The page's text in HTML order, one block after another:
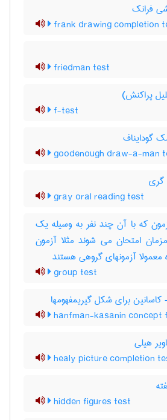
فرانک
frank drawing completion
friedman test
پراکنش)
f-test
گودایناف
goodenough draw-a-man
گری
gray oral reading test
که با آن چند نفر به وسیله یک
امتحان می شوند مثلا آزمون
آزمونهای گروهی هستند
group test
hanfman-kasanin
هیلی
healy picture completion
hidden figures test